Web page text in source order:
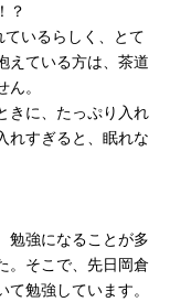
？
いるらしく、とて
えている方は、茶道
。
きに、たっぷり入れ
れすぎると、眠れな
勉強になることが多
。そこで、先日岡倉
勉強しています。